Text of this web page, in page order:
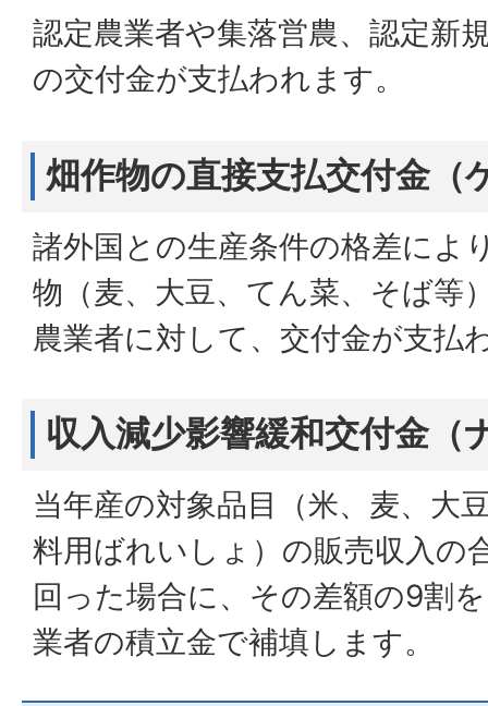
認定農業者や集落営農、認定新
の交付金が支払われます。
畑作物の直接支払交付金（
諸外国との生産条件の格差によ
物（麦、大豆、てん菜、そば等
農業者に対して、交付金が支払
収入減少影響緩和交付金（
当年産の対象品目（米、麦、大
料用ばれいしょ）の販売収入の
回った場合に、その差額の9割
業者の積立金で補填します。